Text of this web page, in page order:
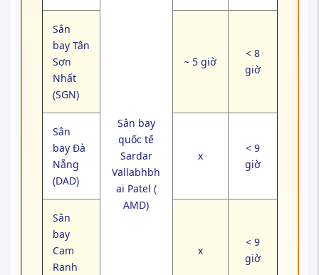
Sân bay
quốc tế
Sardar
Vallabhbh
ai Patel (
AMD)
Sân
bay Tân
Sơn
Nhất
(SGN)
~ 5 giờ
< 8
giờ
Sân
bay Đà
Nẵng
(DAD)
x
< 9
giờ
Sân
bay
Cam
Ranh
x
< 9
giờ